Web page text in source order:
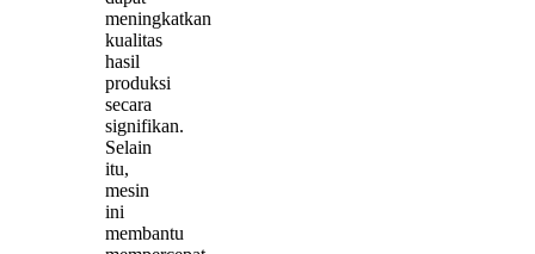
meningkatkan
kualitas
hasil
produksi
secara
signifikan.
Selain
itu,
mesin
ini
membantu